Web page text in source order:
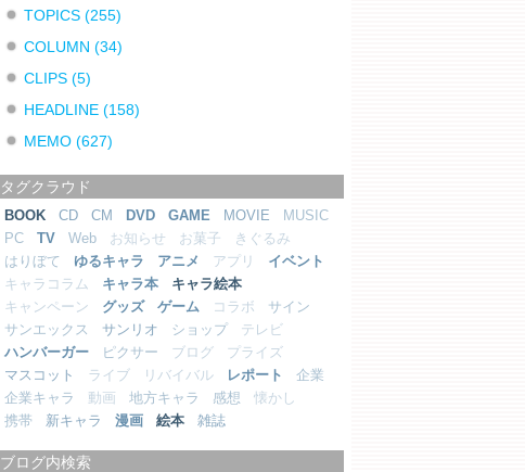
TOPICS(255)
COLUMN(34)
CLIPS(5)
HEADLINE(158)
MEMO(627)
タグクラウド
BOOK CD CM DVD GAME MOVIE
MUSIC
PC
TV Web お知らせ お菓子
きぐるみ
はりぼて
ゆるキャラ アニメ アプリ
イベント
キャラコラム
キャラ本
キャラ絵本
キャンペーン
グッズ ゲーム コラボ
サイン
サンエックス
サンリオ ショップ
テレビ
ハンバーガー
ピクサー ブログ
プライズ
マスコット
ライブ リバイバル レポート
企業
企業キャラ
動画 地方キャラ 感想
懐かし
携帯
新キャラ 漫画 絵本 雑誌
ブログ内検索